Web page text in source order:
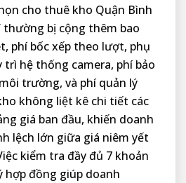
cho thuê kho Quận Bình
thường bị cộng thêm bao
phí bốc xếp theo lượt, phụ
trì hệ thống camera, phí bảo
trường, và phí quản lý
không liệt kê chi tiết các
giá ban đầu, khiến doanh
lệch lớn giữa giá niêm yết
kiểm tra đầy đủ 7 khoản
hợp đồng giúp doanh